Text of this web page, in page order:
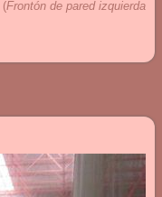
(Frontón de pared izquierda